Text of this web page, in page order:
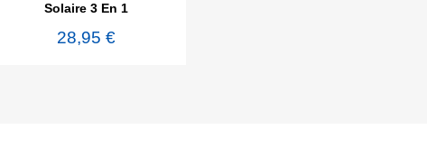
Solaire 3 En 1
28,95 €